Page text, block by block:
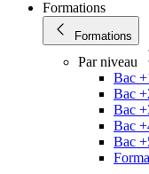
Formations
Formations
Par niveau
Bac
Bac
Bac
Bac
Bac